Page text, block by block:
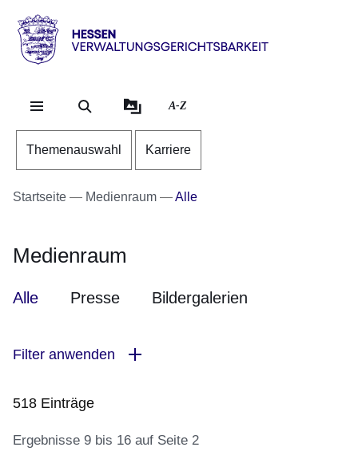
Direkt zum Kopf der
Direkt zum Inhalt
Direkt zum Fuß der
Hessen
Verwaltungsgerichtsbarkeit
A-Z
Themenauswahl Karriere
Startseite Medienraum Alle
Medienraum
Alle Presse Bildergalerien
Filter anwenden
518 Einträge
Ergebnisse 9 bis 16 auf Seite 2